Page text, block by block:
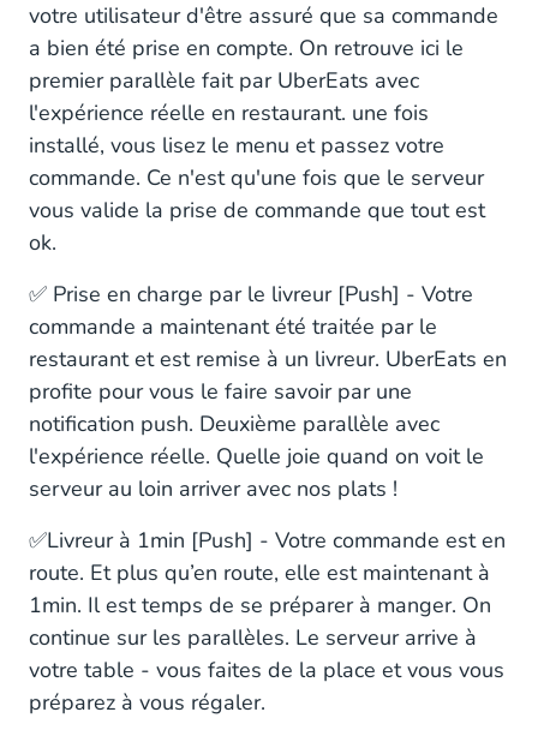
votre utilisateur d'être assuré que sa commande
a bien été prise en compte. On retrouve ici le
premier parallèle fait par UberEats avec
l'expérience réelle en restaurant. une fois
installé, vous lisez le menu et passez votre
commande. Ce n'est qu'une fois que le serveur
vous valide la prise de commande que tout est
ok.
✅ Prise en charge par le livreur [Push] - Votre
commande a maintenant été traitée par le
restaurant et est remise à un livreur. UberEats en
profite pour vous le faire savoir par une
notification push. Deuxième parallèle avec
l'expérience réelle. Quelle joie quand on voit le
serveur au loin arriver avec nos plats !
✅Livreur à 1min [Push] - Votre commande est en
route. Et plus qu’en route, elle est maintenant à
1min. Il est temps de se préparer à manger. On
continue sur les parallèles. Le serveur arrive à
votre table - vous faites de la place et vous vous
préparez à vous régaler.